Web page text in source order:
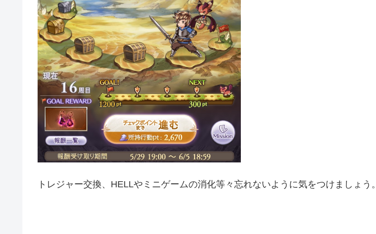
トレジャー交換、HELLやミニゲームの消化等々忘れないように気をつけましょう。